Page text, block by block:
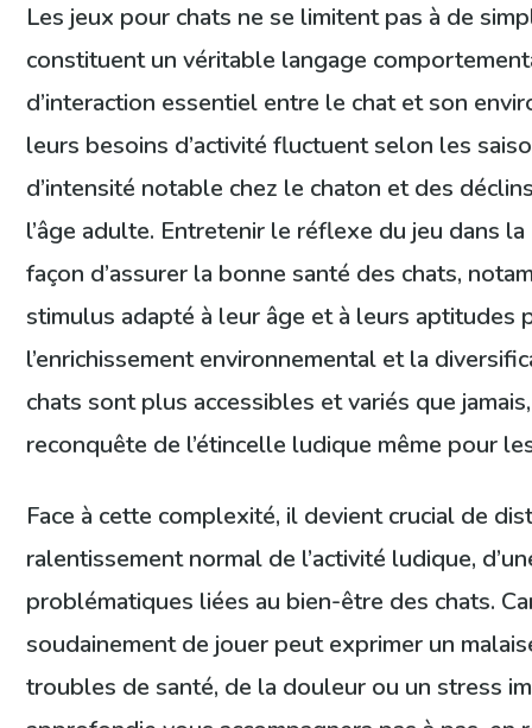
Les jeux pour chats ne se limitent pas à de
constituent un véritable langage
d’interaction essentiel entre le chat et son
leurs besoins d’activité fluctuent selon les
d’intensité notable chez le chaton et des
l’âge adulte. Entretenir le réflexe du jeu dans
façon d’assurer la bonne santé des chats,
stimulus adapté à leur âge et à leurs aptitudes
l’enrichissement environnemental et la
chats sont plus accessibles et variés que
reconquête de l’étincelle ludique même pour
Face à cette complexité, il devient crucial de
ralentissement normal de l’activité ludique,
problématiques liées au bien-être des chats.
soudainement de jouer peut exprimer un
troubles de santé, de la douleur ou un stress